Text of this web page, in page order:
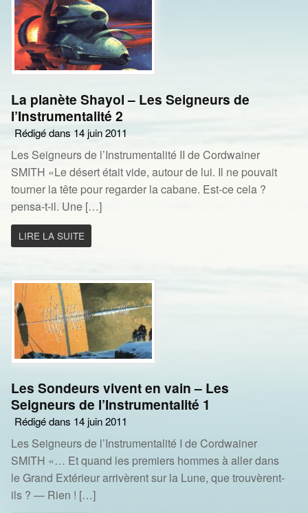
La planète Shayol – Les Seigneurs de
l’Instrumentalité 2
Rédigé dans 14 juin 2011
Les Seigneurs de l’Instrumentalité II de Cordwainer
SMITH «Le désert était vide, autour de lui. Il ne pouvait
tourner la tête pour regarder la cabane. Est-ce cela ?
pensa-t-il. Une […]
LIRE LA SUITE
Les Sondeurs vivent en vain – Les
Seigneurs de l’Instrumentalité 1
Rédigé dans 14 juin 2011
Les Seigneurs de l’Instrumentalité I de Cordwainer
SMITH «… Et quand les premiers hommes à aller dans
le Grand Extérieur arrivèrent sur la Lune, que trouvèrent-
ils ? — Rien ! […]